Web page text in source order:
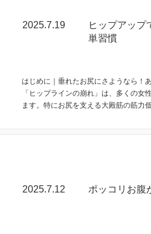
2025.7.19
ヒップアップ
単習慣
はじめに｜垂れたお尻にさようなら！
「ヒップラインの崩れ」は、多くの
ます。特にお尻を支える大殿筋の筋力
2025.7.12 ポッコリお腹